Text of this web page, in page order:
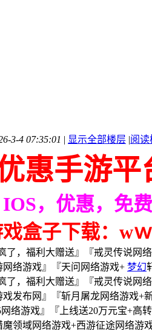
3-4 07:35:01 | 显示全部楼层 |阅读
惠手游平
，优惠，免
盒子下载：w
了，福利大赠送』『戒灵传说网
网络游戏』『天问网络游戏+ 梦幻
疯了，福利大赠送』『戒灵传说网
戏发布网』『斩月屠龙网络游戏
络游戏』『上线送20万元宝+高
魔领域网络游戏+西游征途网络